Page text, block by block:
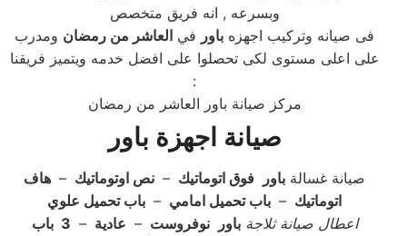
وبسرعه , انه فريق متخصص
فى صيانه وتركيب اجهزه باور في العاشر من رمضان ومدرب
على اعلى مستوى لكى تحصلوا على افضل خدمه ويتميز فريقنا
:
مركز صيانة باور العاشر من رمضان
صيانة اجهزة باور
صيانة غسالة باور فوق اتوماتيك – نص اوتوماتيك – هاف
اتوماتيك – باب تحميل امامي – باب تحميل علوي
اعطال صيانة ثلاجةباور نوفروست – عادية –
باب